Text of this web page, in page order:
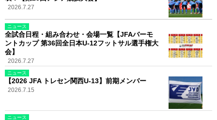
2026.7.27
ニュース
全試合日程・組み合わせ・会場一覧【JFAバーモ
ントカップ 第36回全日本U-12フットサル選手権大
会】
2026.7.27
ニュース
【2026 JFA トレセン関西U-13】前期メンバー
2026.7.15
ニュース